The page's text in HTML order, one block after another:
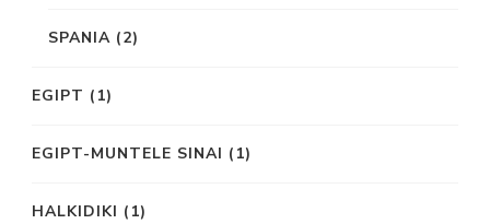
SPANIA (2)
EGIPT (1)
EGIPT-MUNTELE SINAI (1)
HALKIDIKI (1)